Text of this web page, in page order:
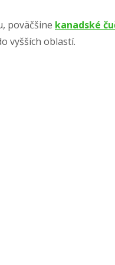
poväčšine kanadské
vyšších oblastí.